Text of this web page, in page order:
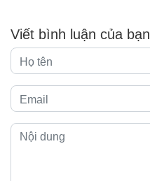
Viết bình luận của bạn